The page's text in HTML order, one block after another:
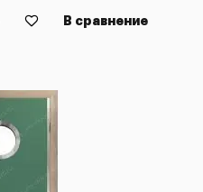
В сравнение